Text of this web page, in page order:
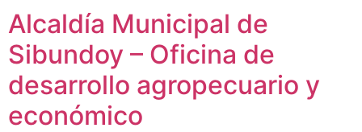
Alcaldía Municipal de
Sibundoy – Oficina de
desarrollo agropecuario y
económico